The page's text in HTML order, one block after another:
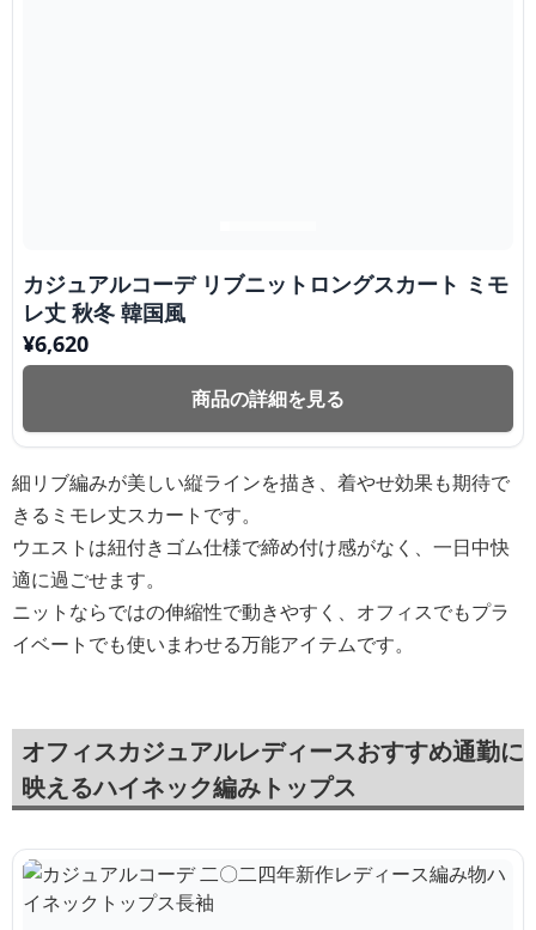
カジュアルコーデ リブニットロングスカート ミモ
レ丈 秋冬 韓国風
¥6,620
商品の詳細を見る
細リブ編みが美しい縦ラインを描き、着やせ効果も期待で
きるミモレ丈スカートです。
ウエストは紐付きゴム仕様で締め付け感がなく、一日中快
適に過ごせます。
ニットならではの伸縮性で動きやすく、オフィスでもプラ
イベートでも使いまわせる万能アイテムです。
オフィスカジュアルレディースおすすめ通勤に
映えるハイネック編みトップス